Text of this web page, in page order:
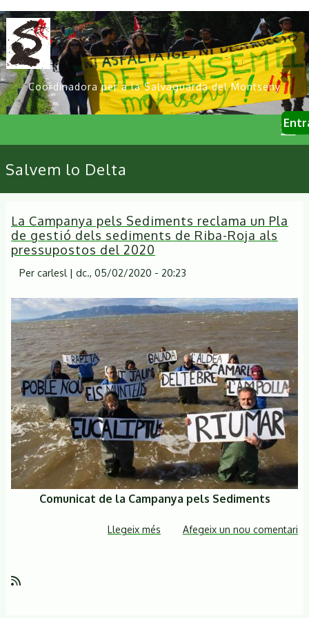
Vés
al
contingut
Coordinadora per a la Salvaguarda del Montseny
User
Primary
links
Salvem lo Delta
La Campanya pels Sediments reclama un Pla
de gestió dels sediments de Riba-Roja als
pressupostos del 2020
Per carlesl | dc., 05/02/2020 - 20:23
Comunicat de la Campanya pels Sediments
Llegeix més sobreAfegeix un nou comentari